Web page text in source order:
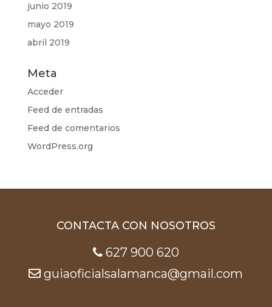
junio 2019
mayo 2019
abril 2019
Meta
Acceder
Feed de entradas
Feed de comentarios
WordPress.org
CONTACTA CON NOSOTROS
627 900 620
guiaoficialsalamanca@gmail.com